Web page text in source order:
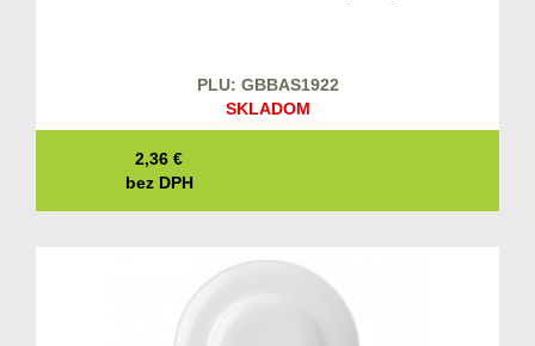
PLU: GBBAS1922
SKLADOM
2,36 €
bez DPH